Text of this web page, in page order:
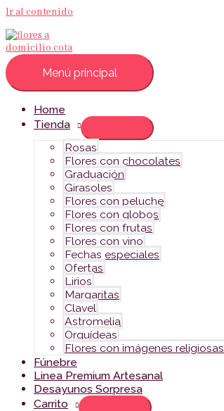
Ir al contenido
Menú principal
Home
Tienda
Rosas
Flores con chocolates
Graduación
Girasoles
Flores con peluche
Flores con globos
Flores con frutas
Flores con vino
Fechas especiales
Ofertas
Lirios
Margaritas
Clavel
Astromelia
Orquídeas
Flores con imágenes religiosas
Fúnebre
Linea Premium Artesanal
Desayunos Sorpresa
Carrito